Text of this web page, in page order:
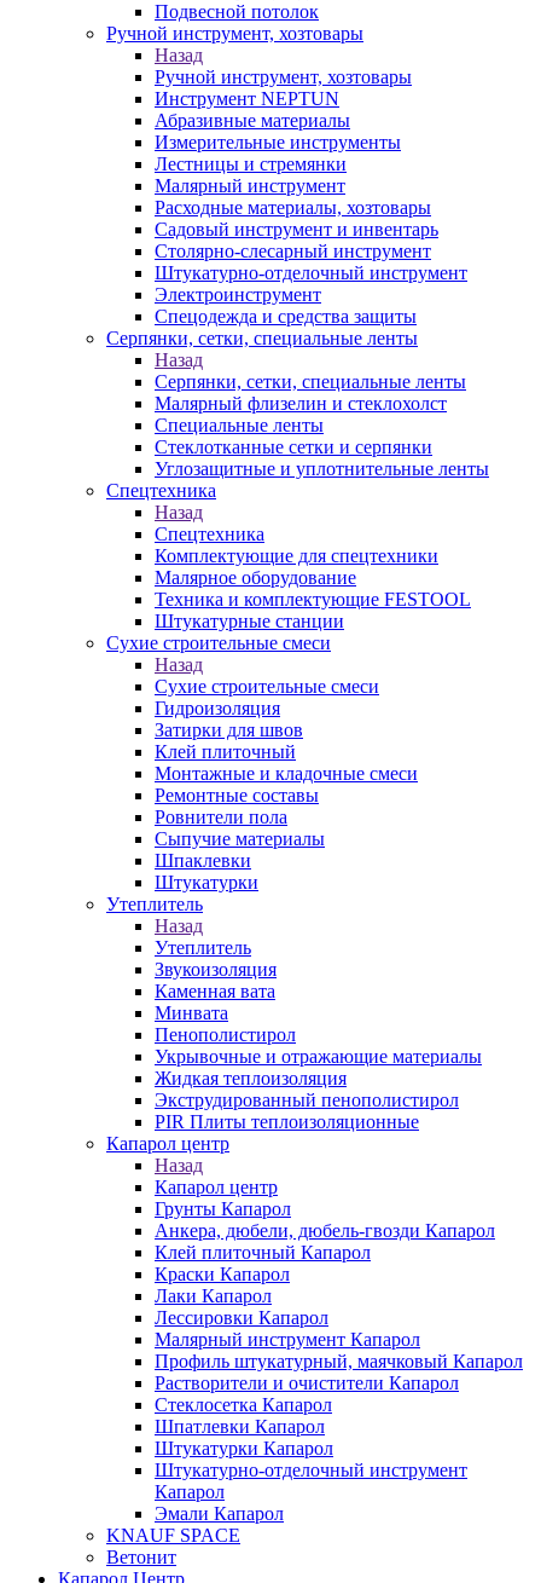
Подвесной потолок
Ручной инструмент, хозтовары
Назад
Ручной инструмент, хозтовары
Инструмент NEPTUN
Абразивные материалы
Измерительные инструменты
Лестницы и стремянки
Малярный инструмент
Расходные материалы, хозтовары
Садовый инструмент и инвентарь
Столярно-слесарный инструмент
Штукатурно-отделочный инструмент
Электроинструмент
Спецодежда и средства защиты
Серпянки, сетки, специальные ленты
Назад
Серпянки, сетки, специальные ленты
Малярный флизелин и стеклохолст
Специальные ленты
Стеклотканные сетки и серпянки
Углозащитные и уплотнительные ленты
Спецтехника
Назад
Спецтехника
Комплектующие для спецтехники
Малярное оборудование
Техника и комплектующие FESTOOL
Штукатурные станции
Сухие строительные смеси
Назад
Сухие строительные смеси
Гидроизоляция
Затирки для швов
Клей плиточный
Монтажные и кладочные смеси
Ремонтные составы
Ровнители пола
Сыпучие материалы
Шпаклевки
Штукатурки
Утеплитель
Назад
Утеплитель
Звукоизоляция
Каменная вата
Минвата
Пенополистирол
Укрывочные и отражающие материалы
Жидкая теплоизоляция
Экструдированный пенополистирол
PIR Плиты теплоизоляционные
Капарол центр
Назад
Капарол центр
Грунты Капарол
Анкера, дюбели, дюбель-гвозди Капарол
Клей плиточный Капарол
Краски Капарол
Лаки Капарол
Лессировки Капарол
Малярный инструмент Капарол
Профиль штукатурный, маячковый Капарол
Растворители и очистители Капарол
Cтеклосетка Капарол
Шпатлевки Капарол
Штукатурки Капарол
Штукатурно-отделочный инструмент
Капарол
Эмали Капарол
KNAUF SPACE
Ветонит
Капарол Центр